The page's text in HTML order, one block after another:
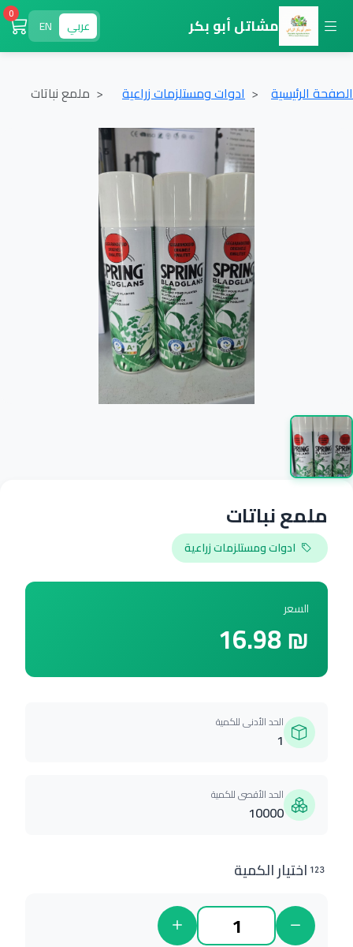
مشاتل أبو بكر عربي EN
0
الصفحة الرئيسية ادوات ومستلزمات زراعية ملمع نباتات
ملمع نباتات
ادوات ومستلزمات زراعية
السعر
₪ 16.98
الحد الأدنى للكمية
1
الحد الأقصى للكمية
10000
اختيار الكمية